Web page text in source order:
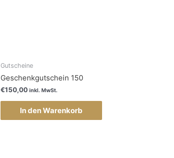
Gutscheine
Geschenkgutschein 150
€150,00 inkl. MwSt.
In den Warenkorb